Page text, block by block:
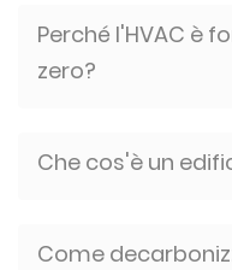
Perché l'HVAC è
zero?
Che cos'è un
Come